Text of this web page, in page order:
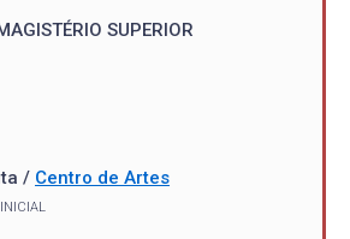
SUPERIOR
/ Centro de Artes